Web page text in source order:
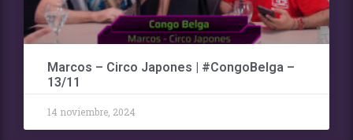
Marcos – Circo Japones | #CongoBelga –
13/11
14 noviembre, 2024